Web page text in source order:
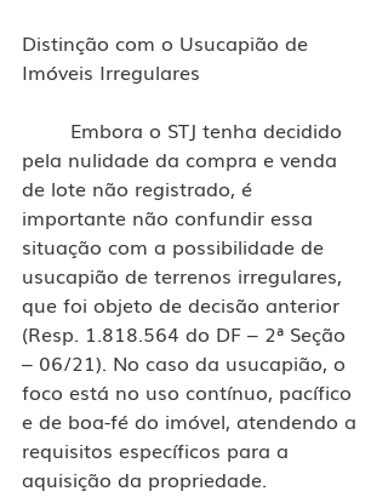
Distinção com o Usucapião de
Imóveis Irregulares
pela nulidade da compra e venda
de lote não registrado, é
importante não confundir essa
situação com a possibilidade de
usucapião de terrenos irregulares,
que foi objeto de decisão anterior
(Resp. 1.818.564 do DF – 2ª Seção
– 06/21). No caso da usucapião, o
foco está no uso contínuo, pacífico
e de boa-fé do imóvel, atendendo a
requisitos específicos para a
aquisição da propriedade.